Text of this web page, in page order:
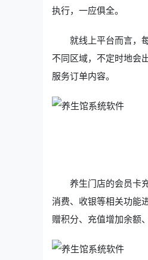
执行，一应俱全。
就线上平台而言，
不同区域，不定时地会
服务订单内容。
养生门店的会员卡
消费、收银等相关功能
赠积分、充值增加余额